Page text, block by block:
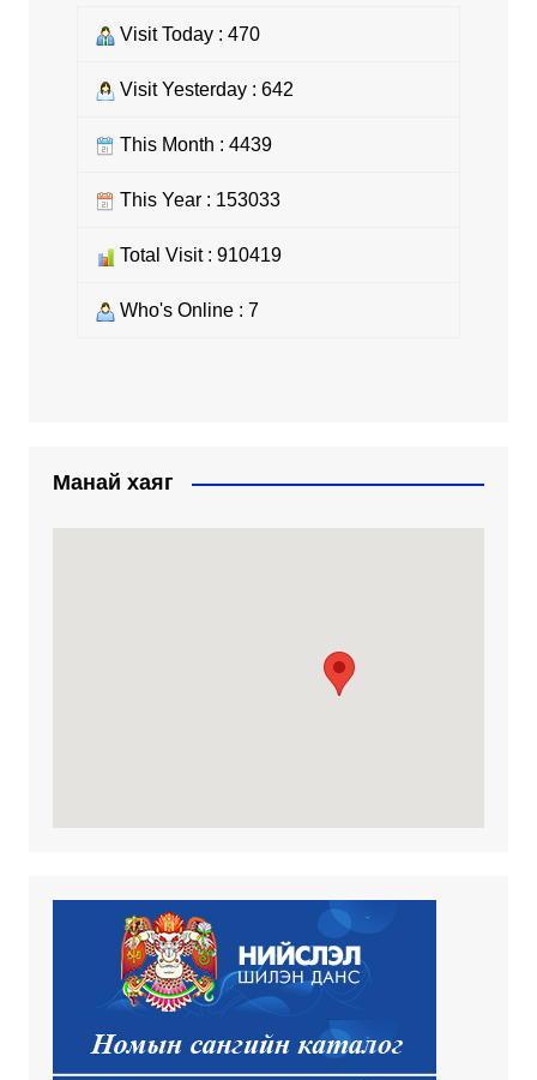
Visit Today : 470
Visit Yesterday : 642
This Month : 4439
This Year : 153033
Total Visit : 910419
Who's Online : 7
Манай хаяг